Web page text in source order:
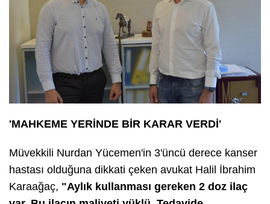
'MAHKEME YERİNDE BİR KARAR VERDİ'
Müvekkili Nurdan Yücemen'in 3'üncü derece kanser
hastası olduğuna dikkati çeken avukat Halil İbrahim
Karaağaç, "Aylık kullanması gereken 2 doz ilaç